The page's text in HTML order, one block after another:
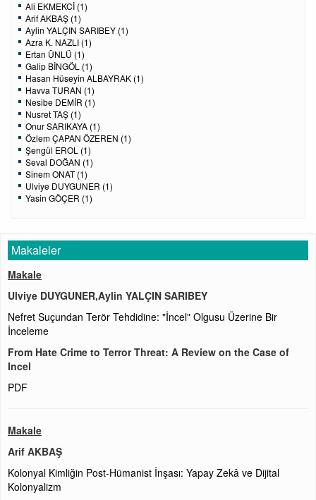
Ali EKMEKCİ (1)
Arif AKBAŞ (1)
Aylin YALÇIN SARIBEY (1)
Azra K. NAZLI (1)
Ertan ÜNLÜ (1)
Galip BİNGÖL (1)
Hasan Hüseyin ALBAYRAK (1)
Havva TURAN (1)
Nesibe DEMİR (1)
Nusret TAŞ (1)
Onur SARIKAYA (1)
Özlem ÇAPAN ÖZEREN (1)
Şengül EROL (1)
Seval DOĞAN (1)
Sinem ONAT (1)
Ulviye DUYGUNER (1)
Yasin GÖÇER (1)
Makaleler
Makale
Ulviye DUYGUNER,Aylin YALÇIN SARIBEY
Nefret Suçundan Terör Tehdidine: "İncel" Olgusu Üzerine Bir
İnceleme
From Hate Crime to Terror Threat: A Review on the Case of
Incel
PDF
Makale
Arif AKBAŞ
Kolonyal Kimliğin Post-Hümanist İnşası: Yapay Zekâ ve Dijital
Kolonyalizm